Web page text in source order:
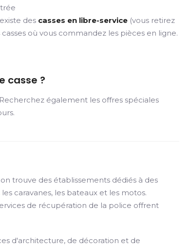
des casses en libre-service (vous retirez
où vous commandez les pièces en ligne.
casse ?
également les offres spéciales
trouve des établissements dédiés à des
caravanes, les bateaux et les motos.
de récupération de la police offrent
d'architecture, de décoration et de